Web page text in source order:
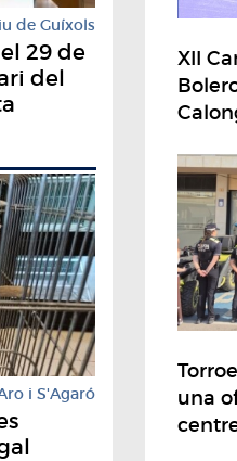
de Guíxols
29 de
del
i S'Agaró
XII
una